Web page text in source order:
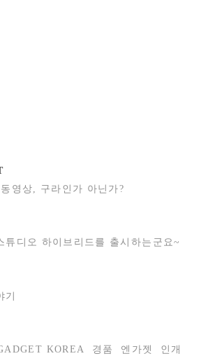
영상, 구라인가 아닌가?
튜디오 하이브리드를 출시하는군요~
KOREA 경품 엔가젯
인개